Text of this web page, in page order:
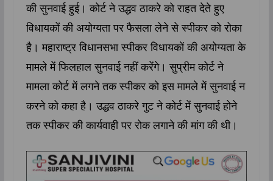
की सुनवाई हुई। कोर्ट ने उद्धव ठाकरे को राहत देते हुए
विधायकों की अयोग्यता पर फैसला लेने से स्‍पीकर को रोका
है। महाराष्ट्र विधानसभा स्पीकर विधायकों की अयोग्यता के
मामले में फिलहाल सुनवाई नहीं करेंगे। सुप्रीम कोर्ट ने
मामला कोर्ट में लगने तक स्पीकर को इस मामले में सुनवाई न
करने को कहा है। उद्धव ठाकरे गुट ने कोर्ट में सुनवाई होने
तक स्पीकर की कार्यवाही पर रोक लगाने की मांग की थी।